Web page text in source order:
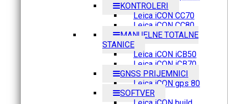
KONTROLERI
Leica iCON CC70
Leica iCON CC80
MANUELNE TOTALNE
STANICE
Leica iCON iCB50
Leica iCON iCB70
GNSS PRIJEMNICI
Leica iCON gps 80
SOFTVER